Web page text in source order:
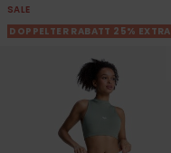
SALE
DOPPELTER RABATT 25% EXTRA